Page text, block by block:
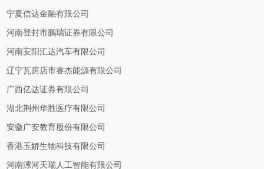
宁夏信达金融有限公司
河南登封市鹏瑞证券有限公司
河南安阳汇达汽车有限公司
辽宁瓦房店市睿杰能源有限公司
广西亿达证券有限公司
湖北荆州华胜医疗有限公司
安徽广安教育股份有限公司
香港玉娇生物科技有限公司
河南漯河天瑞人工智能有限公司